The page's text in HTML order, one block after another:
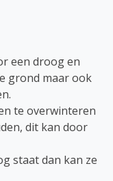
een droog en
grond maar ook
te overwinteren
dit kan door
staat dan kan ze